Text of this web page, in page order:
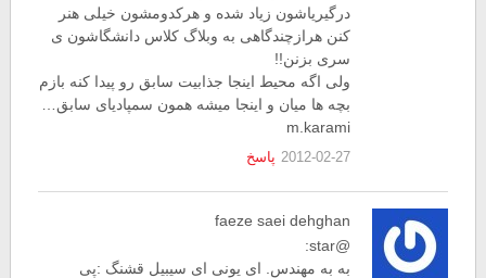
درگیریاشون زیاد شده و هرکدومشون خیلی هنر
کنن هرازچندگاهی به وبلاگ کلاس دانشگاشون ی
سری بزنن!!
ولی اگه محیط اینجا جذابیت سابق رو پیدا کنه بازم
بچه ها میان و اینجا میشه همون سمپادیای سابق…
m.karami
2012-02-27 پاسخ
faeze saei dehghan
@star:
به به مهندس. ای یونی ای سیبیل قشنگ :پی